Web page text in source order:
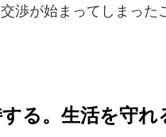
渉が始まってしまった
る。生活を守